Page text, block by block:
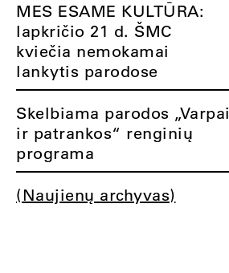
MES ESAME KULTŪRA:
lapkričio 21 d. ŠMC
kviečia nemokamai
lankytis parodose
Skelbiama parodos „Varpai
ir patrankos“ renginių
programa
(Naujienų archyvas)